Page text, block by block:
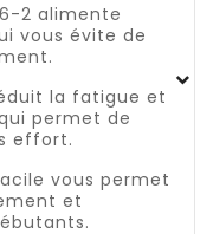
2 alimente
vous évite de
la fatigue et
permet de
effort.
vous permet
et